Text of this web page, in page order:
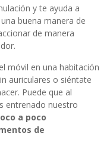
y te ayuda a
buena manera de
de manera
móvil en una habitación
auriculares o siéntate
Puede que al
entrenado nuestro
a poco
de